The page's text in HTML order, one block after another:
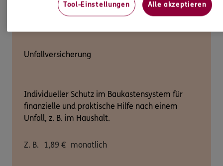
Unfallversicherung
Individueller Schutz im Baukastensystem für
finanzielle und praktische Hilfe nach einem
Unfall, z. B. im Haushalt.
Z. B. 1,89 € monatlich
Tool-Einstellungen Alle akzeptieren